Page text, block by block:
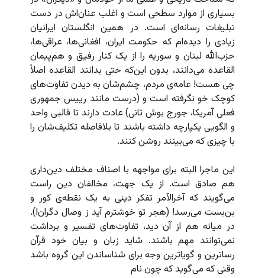
بسیاری از موارد سطحی است و اغلب عنان‌اش در دست
تبلیغات رسانه‌ای است. در همین انگلستان ایرانیان
زیادی را دیده‌ام که حکومت ایران، افغانی‌ها، عراقی‌ها،
حزب‌الله لبنان و سوریه را از یک کنار رفیق و هم‌پیمان
القاعده می‌دانند، بدون این‌که حتی بدانند القاعده اصلاً
چی هست! عامه‌ی مردم، چشم‌شان به دیدن تفاوت‌های
کوچک خو نگرفته است و (درست مانند رییس جمهوری
فعلی آمریکا، جورج بوش ثانی) عادت دارند تا قالبی واحد
و الگویی یکپارچه داشته باشند تا بلافاصله تکلیف‌شان را
با چیزی که می‌بینند روشن کنند.
این ماجرا البته برای مواجهه با اصناف مختلف دین‌داری
هم صادق است. از یک جهت، مخالفان دین راست
می‌گویند که آخرالآمر تفکر دینی به یک نقطه‌ی کور و
بن‌بست می‌رسد! (هجر تو خوشترم آید ز وصال دگران!).
در میانه هم از آن دید، تفاوت‌های تفسیر و برداشت
نمی‌توانند مهم باشند. شاید زبان و بیان خود قرآن
رساترین و گویاترین وجه برای شناساندن این گروه باشد
وقتی که می‌گوید که چون نام